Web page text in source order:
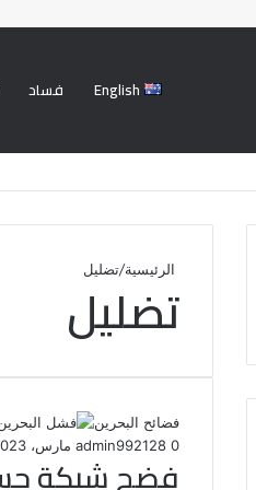
فساد English
الرئيسية/تضليل
تضليل
فضائح البحرين
admin992 مارس، 2023 0
فضح شبكة